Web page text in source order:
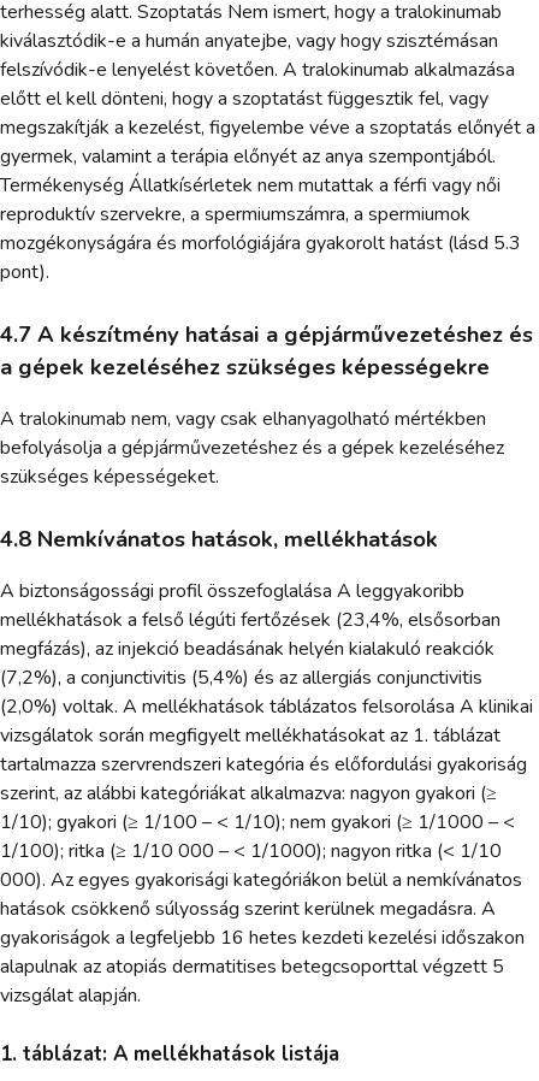
terhesség alatt. Szoptatás Nem ismert, hogy a tralokinumab
kiválasztódik-e a humán anyatejbe, vagy hogy szisztémásan
felszívódik-e lenyelést követően. A tralokinumab alkalmazása
előtt el kell dönteni, hogy a szoptatást függesztik fel, vagy
megszakítják a kezelést, figyelembe véve a szoptatás előnyét a
gyermek, valamint a terápia előnyét az anya szempontjából.
Termékenység Állatkísérletek nem mutattak a férfi vagy női
reproduktív szervekre, a spermiumszámra, a spermiumok
mozgékonyságára és morfológiájára gyakorolt hatást (lásd 5.3
pont).
4.7 A készítmény hatásai a gépjárművezetéshez és
a gépek kezeléséhez szükséges képességekre
A tralokinumab nem, vagy csak elhanyagolható mértékben
befolyásolja a gépjárművezetéshez és a gépek kezeléséhez
szükséges képességeket.
4.8 Nemkívánatos hatások, mellékhatások
A biztonságossági profil összefoglalása A leggyakoribb
mellékhatások a felső légúti fertőzések (23,4%, elsősorban
megfázás), az injekció beadásának helyén kialakuló reakciók
(7,2%), a conjunctivitis (5,4%) és az allergiás conjunctivitis
(2,0%) voltak. A mellékhatások táblázatos felsorolása A klinikai
vizsgálatok során megfigyelt mellékhatásokat az 1. táblázat
tartalmazza szervrendszeri kategória és előfordulási gyakoriság
szerint, az alábbi kategóriákat alkalmazva: nagyon gyakori (≥
1/10); gyakori (≥ 1/100 – < 1/10); nem gyakori (≥ 1/1000 – <
1/100); ritka (≥ 1/10 000 – < 1/1000); nagyon ritka (< 1/10
000). Az egyes gyakorisági kategóriákon belül a nemkívánatos
hatások csökkenő súlyosság szerint kerülnek megadásra. A
gyakoriságok a legfeljebb 16 hetes kezdeti kezelési időszakon
alapulnak az atopiás dermatitises betegcsoporttal végzett 5
vizsgálat alapján.
1. táblázat: A mellékhatások listája